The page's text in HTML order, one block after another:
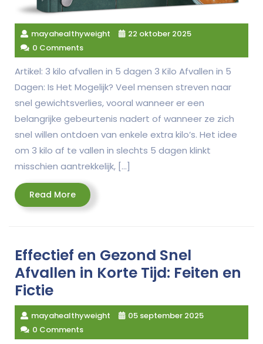
mayahealthyweight
22 oktober 2025
0 Comments
Artikel: 3 kilo afvallen in 5 dagen 3 Kilo Afvallen in 5
Dagen: Is Het Mogelijk? Veel mensen streven naar
snel gewichtsverlies, vooral wanneer er een
belangrijke gebeurtenis nadert of wanneer ze zich
snel willen ontdoen van enkele extra kilo’s. Het idee
om 3 kilo af te vallen in slechts 5 dagen klinkt
misschien aantrekkelijk, […]
Read MoreRead
More
Effectief en Gezond Snel
Afvallen in Korte Tijd: Feiten en
Fictie
mayahealthyweight
05 september 2025
0 Comments